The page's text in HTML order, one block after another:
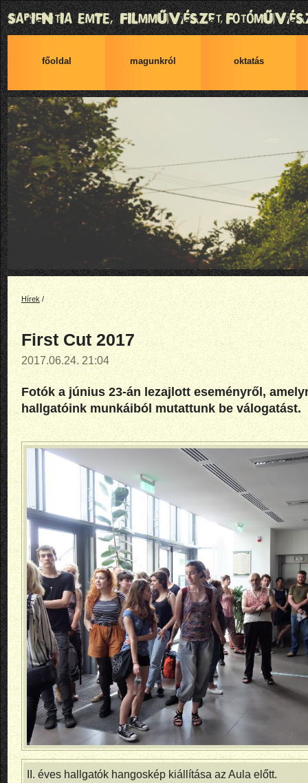
főoldal magunkról oktatás
Hírek/
First Cut 2017
2017.06.24. 21:04
Fotóka június 23-án lezajlott eseményről,
hallgatóink munkáiból mutattunk be válogatást.
II. éves hallgatók hangoskép kiállítása az Aula előtt.